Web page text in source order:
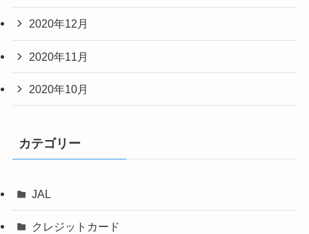
2020年12月
2020年11月
2020年10月
カテゴリー
JAL
クレジットカード